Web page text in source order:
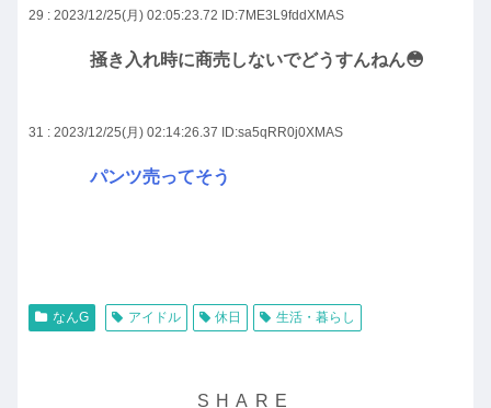
29 : 2023/12/25(月) 02:05:23.72 ID:7ME3L9fddXMAS
掻き入れ時に商売しないでどうすんねん😳
31 : 2023/12/25(月) 02:14:26.37 ID:sa5qRR0j0XMAS
パンツ売ってそう
なんG アイドル 休日 生活・暮らし